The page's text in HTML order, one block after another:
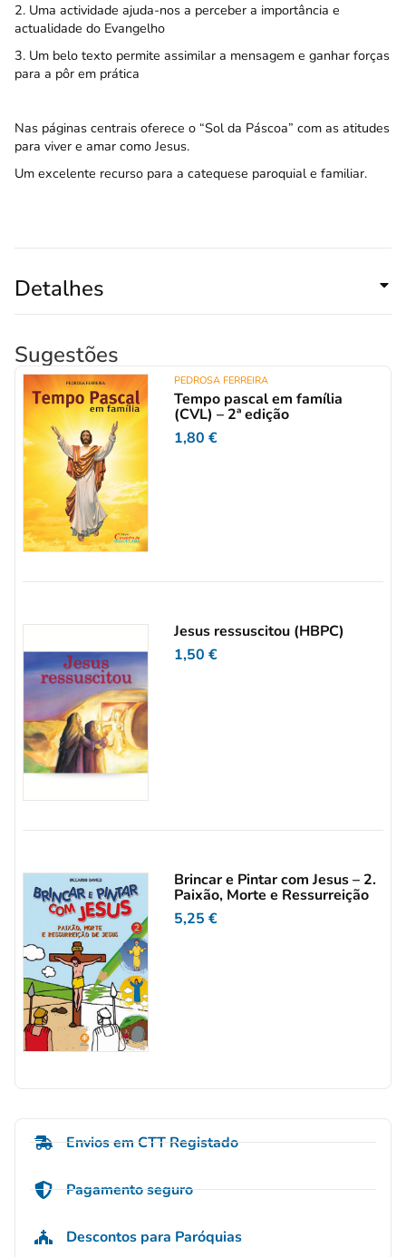
2. Uma actividade ajuda-nos a perceber a importância e
actualidade do Evangelho
3. Um belo texto permite assimilar a mensagem e ganhar forças
para a pôr em prática
Nas páginas centrais oferece o “Sol da Páscoa” com as atitudes
para viver e amar como Jesus.
Um excelente recurso para a catequese paroquial e familiar.
Detalhes
Sugestões
PEDROSA FERREIRA
Tempo pascal em família
(CVL) – 2ª edição
1,80€
Jesus ressuscitou (HBPC)
1,50€
Brincar e Pintar com Jesus – 2.
Paixão, Morte e Ressurreição
5,25€
Envios em CTT Registado
Pagamento seguro
Descontos para Paróquias